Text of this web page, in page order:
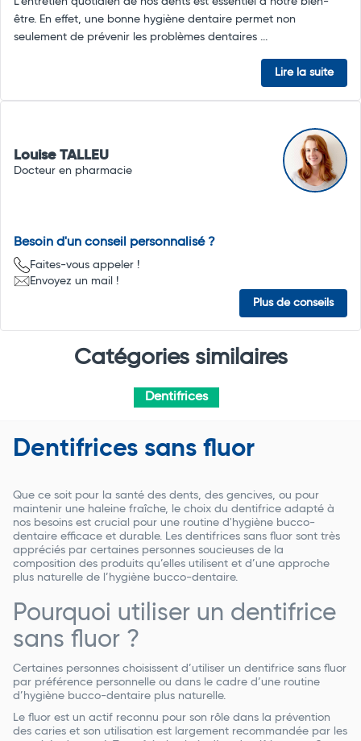
être. En effet, une bonne hygiène dentaire permet non
seulement de prévenir les problèmes dentaires ...
Lire la suite
Louise TALLEU
Docteur en pharmacie
Besoin d'un conseil personnalisé ?
Faites-vous appeler !
Envoyez un mail !
Plus de conseils
Catégories similaires
Dentifrices
Dentifrices sans fluor
Que ce soit pour la santé des dents, des gencives, ou pour
maintenir une haleine fraîche, le choix du dentifrice adapté à
nos besoins est crucial pour une routine d'hygiène bucco-
dentaire efficace et durable. Les dentifrices sans fluor sont très
appréciés par certaines personnes soucieuses de la
composition des produits qu’elles utilisent et d’une approche
plus naturelle de l’hygiène bucco-dentaire.
Pourquoi utiliser un dentifrice
sans fluor ?
Certaines personnes choisissent d’utiliser un dentifrice sans fluor
par préférence personnelle ou dans le cadre d’une routine
d’hygiène bucco-dentaire plus naturelle.
Le fluor est un actif reconnu pour son rôle dans la prévention
des caries et son utilisation est largement recommandée par les